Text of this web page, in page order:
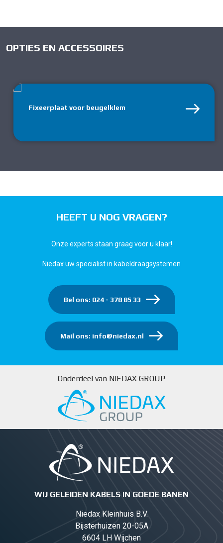
OPTIES EN ACCESSOIRES
Fixeerplaat voor beugelklem
HEEFT U NOG VRAGEN?
Onze experts staan graag voor u klaar!
Niedax uw specialist in kabeldraagsystemen
Bel ons: 024 - 378 85 33
Mail ons: info@niedax.nl
Onderdeel van NIEDAX GROUP
WIJ GELEIDEN KABELS IN GOEDE BANEN
Niedax Kleinhuis B.V.
Bijsterhuizen 20-05A
6604 LH Wijchen